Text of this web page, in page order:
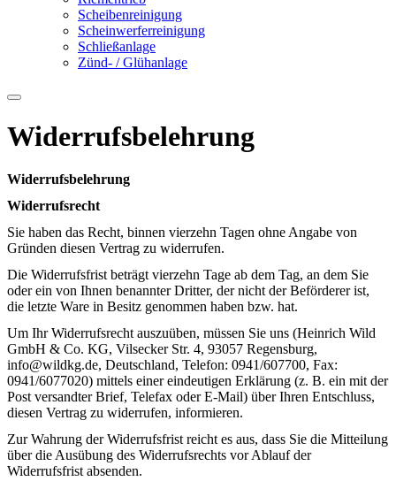
Scheibenreinigung
Scheinwerferreinigung
Schließanlage
Zünd- / Glühanlage
Widerrufsbelehrung
Widerrufsbelehrung
Widerrufsrecht
Sie haben das Recht, binnen vierzehn Tagen ohne Angabe von
Gründen diesen Vertrag zu widerrufen.
Die Widerrufsfrist beträgt vierzehn Tage ab dem Tag, an dem Sie
oder ein von Ihnen benannter Dritter, der nicht der Beförderer ist,
die letzte Ware in Besitz genommen haben bzw. hat.
Um Ihr Widerrufsrecht auszuüben, müssen Sie uns (Heinrich Wild
GmbH & Co. KG, Vilsecker Str. 4, 93057 Regensburg,
info@wildkg.de, Deutschland, Telefon: 0941/607700, Fax:
0941/6077020) mittels einer eindeutigen Erklärung (z. B. ein mit der
Post versandter Brief, Telefax oder E-Mail) über Ihren Entschluss,
diesen Vertrag zu widerrufen, informieren.
Zur Wahrung der Widerrufsfrist reicht es aus, dass Sie die Mitteilung
über die Ausübung des Widerrufsrechts vor Ablauf der
Widerrufsfrist absenden.